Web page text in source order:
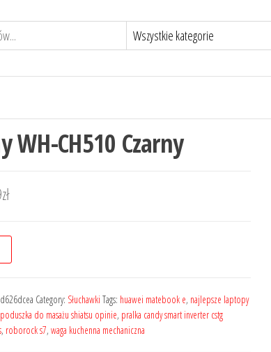
WH-CH510 Czarny
zł
Category: Słuchawki Tags: huawei matebook e, najlepsze laptopy
poduszka do masażu shiatsu opinie, pralka candy smart inverter cstg
, roborock s7, waga kuchenna mechaniczna